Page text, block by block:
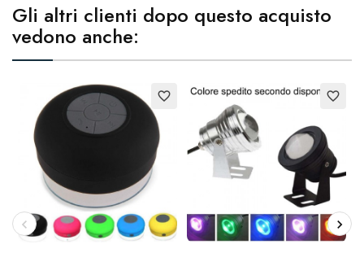
Gli altri clienti dopo questo acquisto
vedono anche:
favorite_border favorite_border